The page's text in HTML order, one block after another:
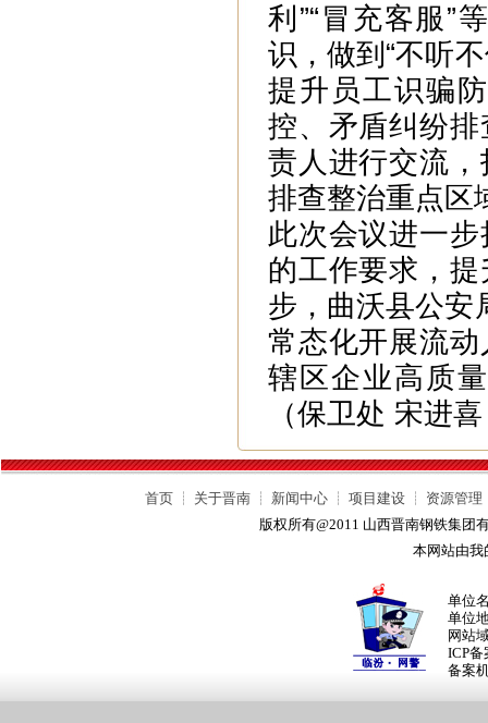
利”“冒充客服”
识，做到“不听
提升员工识骗
控、矛盾纠纷
责人进行交流
排查整治重点区
此次会议进一
的工作要求，
步，曲沃县公安
常态化开展流
辖区企业高质
（保卫处 宋进
首页 ┊ 关于晋南 ┊ 新闻中心 ┊ 项目建设 ┊ 资源管理
版权所有@2011 山西晋南钢铁集团
本网站由我
单位
单位
网站
ICP备
备案